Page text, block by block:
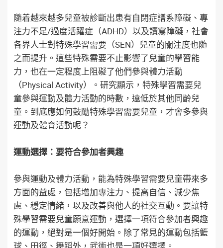
隨着越來越多兒童被診斷出患有自閉症譜系障礙、專
注力不足/過度活躍症（ADHD）以及讀寫障礙，社會
各界人士對特殊學習需要（SEN）兒童的關注度也隨
之而提升。這些特殊需要不止影響了兒童的學習能
力，也在一定程度上阻礙了他們參與體力活動
（Physical Activity）。研究顯示，特殊學習需要兒
童參與運動及體力活動的時數，遠低於其他同齡兒
童。到底應如何鼓勵特殊學習需要兒童，才會多參與
運動及體育活動呢？
運動選擇：要符合參加者興趣
參與運動及體力活動，能為特殊學習需要兒童帶來多
方面的益處，包括增加專注力、提高自信、減少焦
慮、穩定情緒，以及改善與他人的社交互動。要讓特
殊學習需要兒童願意運動，選擇一項符合參加者興趣
的運動，絕對是一個好開始。除了常見的運動包括籃